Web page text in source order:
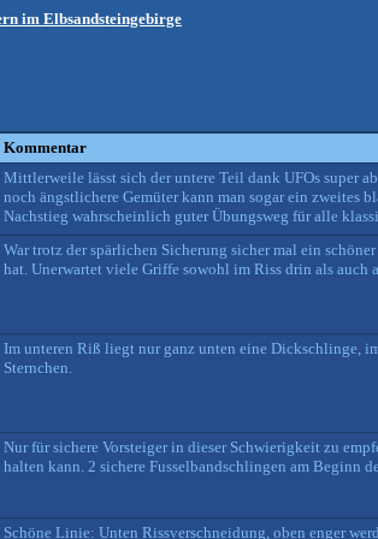
im Elbsandsteingebirge
Kommentar
Mittlerweile lässt sich der untere Teil dank UFOs super
noch ängstlichere Gemüter kann man sogar ein zweites
Nachstieg wahrscheinlich guter Übungsweg für alle
War trotz der spärlichen Sicherung sicher mal ein
hat. Unerwartet viele Griffe sowohl im Riss drin als auch
Im unteren Riß liegt nur ganz unten eine Dickschlinge,
Sternchen.
Nur für sichere Vorsteiger in dieser Schwierigkeit zu
halten kann. 2 sichere Fusselbandschlingen am Beginn
Schöne Linie: Unten Rissverschneidung, oben enger